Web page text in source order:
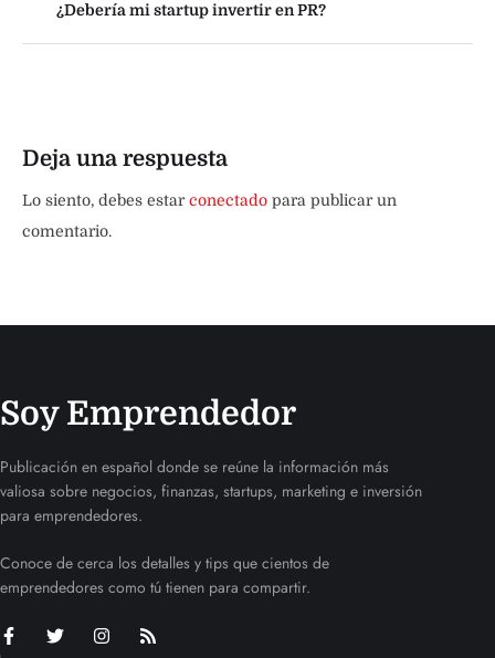
¿Debería mi startup invertir en PR?
Deja una respuesta
Lo siento, debes estarconectado para publicar un
comentario.
Soy Emprendedor
Publicación en español donde se reúne la información más
valiosa sobre negocios, finanzas, startups, marketing e inversión
para emprendedores.
Conoce de cerca los detalles y tips que cientos de
emprendedores como tú tienen para compartir.